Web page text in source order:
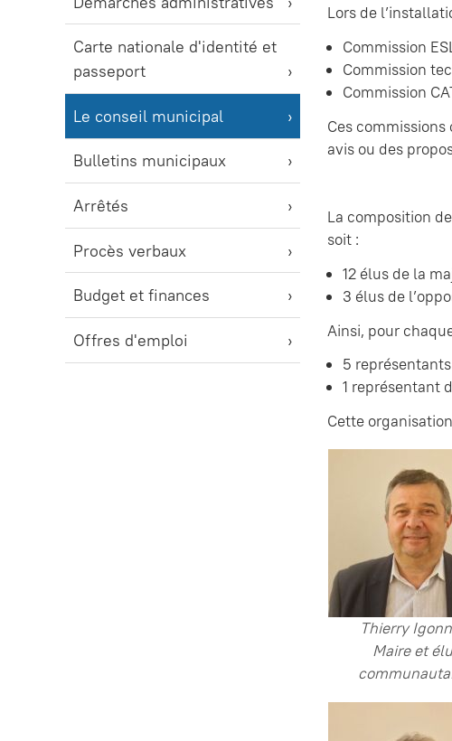
Carte nationale d'identité et
passeport
Le conseil municipal
Bulletins municipaux
Arrêtés
Procès verbaux
Budget et finances
Offres d'emploi
Lors de
Commission
Commission
Commission
Ces
avis ou des
La composition
soit :
12 élus de la
3 élus de
Ainsi, pour
5
1 représentant
Cette
Thierry
Maire et élu